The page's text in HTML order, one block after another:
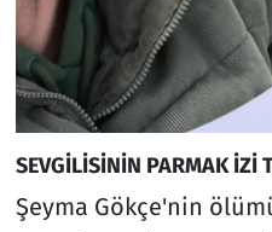
SEVGİLİSİNİN PARMAK İZİ
Şeyma Gökçe'nin